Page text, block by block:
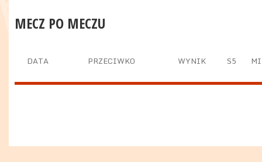
MECZ PO MECZU
DATA PRZECIWKO WYNIK S5